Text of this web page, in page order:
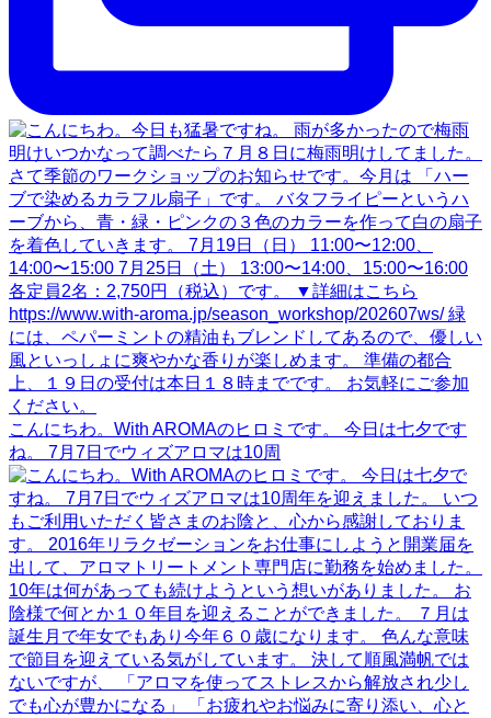
こんにちわ。With AROMAのヒロミです。 今日は七夕です
ね。 7月7日でウィズアロマは10周